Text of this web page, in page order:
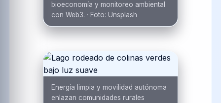
bioeconomía y monitoreo ambiental
con Web3. · Foto: Unsplash
Energía limpia y movilidad autónoma
enlazan comunidades rurales